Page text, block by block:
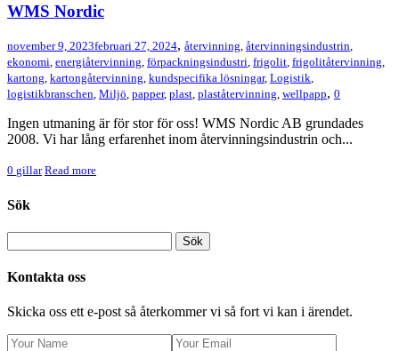
WMS Nordic
november 9, 2023februari 27, 2024, återvinning, återvinningsindustrin,
ekonomi, energiåtervinning, förpackningsindustri, frigolit, frigolitåtervinning,
kartong, kartongåtervinning, kundspecifika lösningar, Logistik,
logistikbranschen, Miljö, papper, plast, plaståtervinning, wellpapp, 0
Ingen utmaning är för stor för oss! WMS Nordic AB grundades
2008. Vi har lång erfarenhet inom återvinningsindustrin och...
0 gillar Read more
Sök
Kontakta oss
Skicka oss ett e-post så återkommer vi så fort vi kan i ärendet.